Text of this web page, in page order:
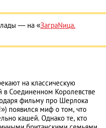
― на «ЗаграNица.
на классическую
в Соединенном Королевстве
фильму про Шерлока
появился миф о том, что
кашей. Однако те, кто